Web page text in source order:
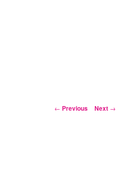
Post
← Previous Next →